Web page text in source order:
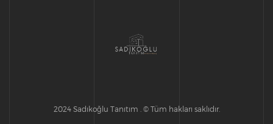
2024 Sadıkoğlu Tanıtım . © Tüm hakları saklıdır.